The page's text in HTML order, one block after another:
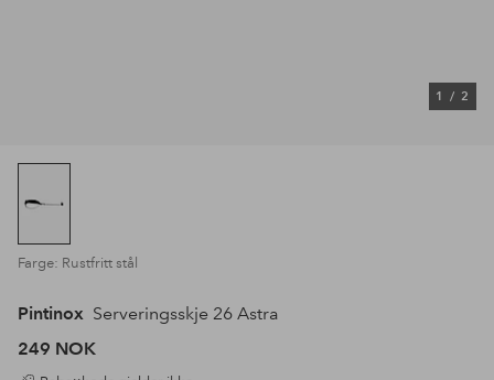
1 / 2
Farge: Rustfritt stål
Pintinox Serveringsskje 26 Astra
249 NOK